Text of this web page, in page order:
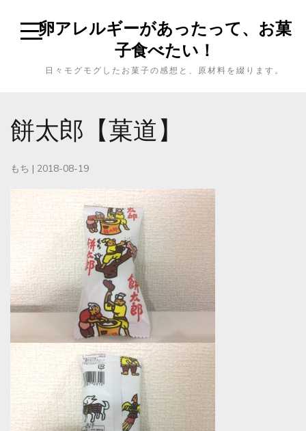
卵アレルギーがあったって、お菓
子食べたい！
日々モグモグしたお菓子の感想と、原材料を綴ります。
餅太郎【菓道】
もち | 2018-08-19